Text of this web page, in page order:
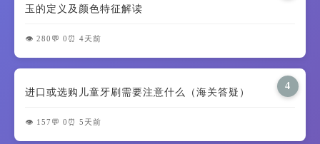
玉的定义及颜色特征解读
👁️ 280 💬 0 ⏰ 4天前
4
进口或选购儿童牙刷需要注意什么（海关答疑）
👁️ 157 💬 0 ⏰ 5天前